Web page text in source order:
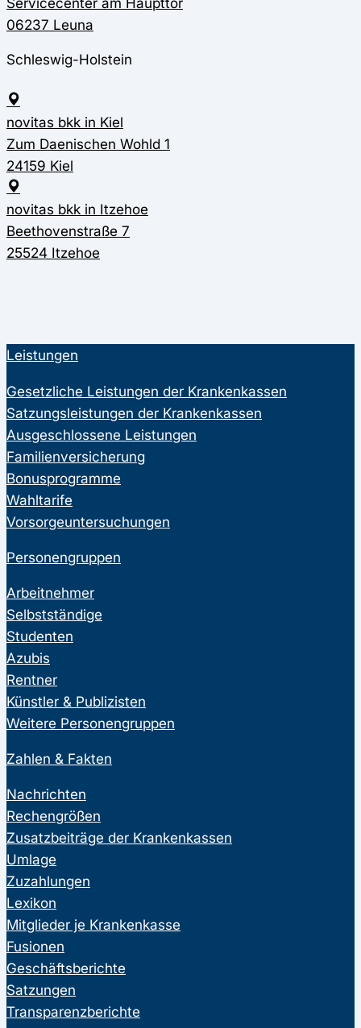
06237 Leuna
Schleswig-Holstein
novitas bkk in Kiel
Zum Daenischen Wohld 1
24159 Kiel
novitas bkk in Itzehoe
Beethovenstraße 7
25524 Itzehoe
Leistungen
Gesetzliche Leistungen der Krankenkassen
Satzungsleistungen der Krankenkassen
Ausgeschlossene Leistungen
Familienversicherung
Bonusprogramme
Wahltarife
Vorsorgeuntersuchungen
Personengruppen
Arbeitnehmer
Selbstständige
Studenten
Azubis
Rentner
Künstler & Publizisten
Weitere Personengruppen
Zahlen & Fakten
Nachrichten
Rechengrößen
Zusatzbeiträge der Krankenkassen
Umlage
Zuzahlungen
Lexikon
Mitglieder je Krankenkasse
Fusionen
Geschäftsberichte
Satzungen
Transparenzberichte